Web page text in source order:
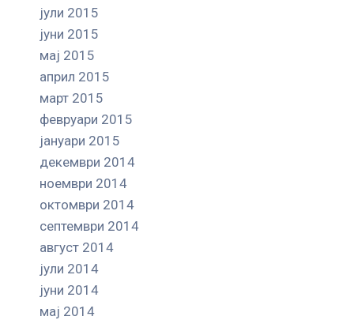
јули 2015
јуни 2015
мај 2015
април 2015
март 2015
февруари 2015
јануари 2015
декември 2014
ноември 2014
октомври 2014
септември 2014
август 2014
јули 2014
јуни 2014
мај 2014